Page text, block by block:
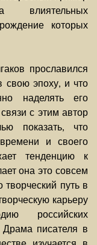
влиятельных
которых
прославился
свою эпоху, и что
наделять его
с этим автор
показать, что
и своего
тенденцию к
она это совсем
путь в
карьеру
российских
писателя в